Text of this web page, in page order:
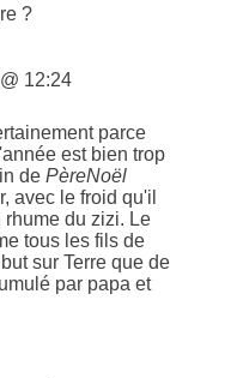
?
12:24
parce
est bien trop
dePèreNoël
avec le froid qu'il
rhume du zizi. Le
tous les fils de
sur Terre que de
par papa et